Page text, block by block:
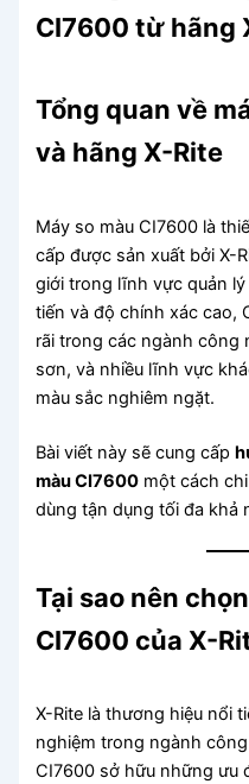
CI7600 từ hãng
Tổng quan về
và hãng X-Rite
Máy so màu CI7600 là
cấp được sản xuất bởi X-
giới trong lĩnh vực quản
tiến và độ chính xác cao,
rãi trong các ngành công
sơn, và nhiều lĩnh vực
màu sắc nghiêm ngặt.
Bài viết này sẽ cung cấp
màu CI7600 một cách
dùng tận dụng tối đa khả
Tại sao nên
CI7600 của X-
X-Rite là thương hiệu nổi
nghiệm trong ngành
CI7600 sở hữu những ưu